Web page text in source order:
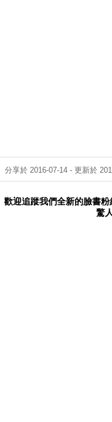
分享於 2016-07-14 - 更新於
歡迎追蹤我們全新的臉書
驚